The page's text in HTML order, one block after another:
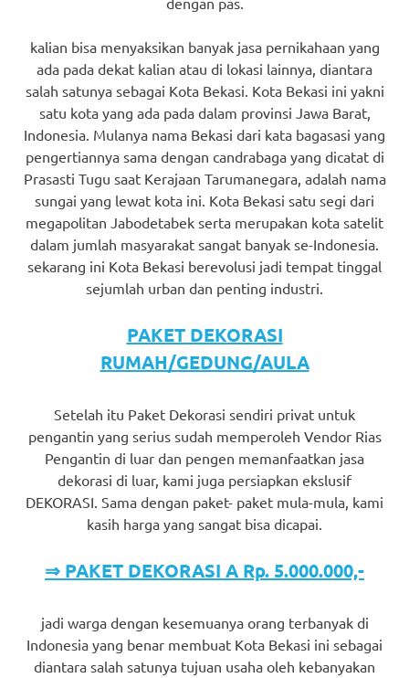
kalian bisa menyaksikan banyak jasa pernikahaan yang
ada pada dekat kalian atau di lokasi lainnya, diantara
salah satunya sebagai Kota Bekasi. Kota Bekasi ini yakni
satu kota yang ada pada dalam provinsi Jawa Barat,
Indonesia. Mulanya nama Bekasi dari kata bagasasi yang
pengertiannya sama dengan candrabaga yang dicatat di
Prasasti Tugu saat Kerajaan Tarumanegara, adalah nama
sungai yang lewat kota ini. Kota Bekasi satu segi dari
megapolitan Jabodetabek serta merupakan kota satelit
dalam jumlah masyarakat sangat banyak se-Indonesia.
sekarang ini Kota Bekasi berevolusi jadi tempat tinggal
sejumlah urban dan penting industri.
PAKET DEKORASI
RUMAH/GEDUNG/AULA
Setelah itu Paket Dekorasi sendiri privat untuk
pengantin yang serius sudah memperoleh Vendor Rias
Pengantin di luar dan pengen memanfaatkan jasa
dekorasi di luar, kami juga persiapkan ekslusif
DEKORASI. Sama dengan paket- paket mula-mula, kami
kasih harga yang sangat bisa dicapai.
⇒ PAKET DEKORASI A Rp. 5.000.000,-
jadi warga dengan kesemuanya orang terbanyak di
Indonesia yang benar membuat Kota Bekasi ini sebagai
diantara salah satunya tujuan usaha oleh kebanyakan